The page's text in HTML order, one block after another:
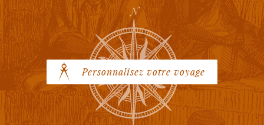
Personnalisez votre voyage